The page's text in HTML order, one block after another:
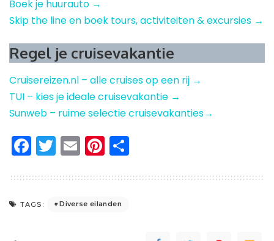
Boek je huurauto →
Skip the line en boek tours, activiteiten & excursies →
Regel je cruisevakantie
Cruisereizen.nl – alle cruises op een rij →
TUI – kies je ideale cruisevakantie →
Sunweb – ruime selectie cruisevakanties→
Facebook
Twitter
EmailPinterest
TAGS: Diverse eilanden